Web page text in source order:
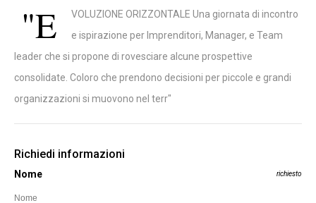
"E
VOLUZIONE ORIZZONTALE Una giornata di incontro
e ispirazione per Imprenditori, Manager, e Team
leader che si propone di rovesciare alcune prospettive
consolidate. Coloro che prendono decisioni per piccole e grandi
organizzazioni si muovono nel terr"
Richiedi informazioni
Nome richiesto